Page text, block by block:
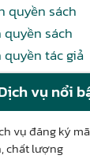
quyền sách
sách
tác giả
vụ nổi
vụ đăng ký
chất lượng